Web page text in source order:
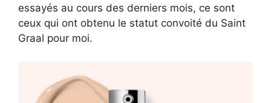
essayés au cours des derniers mois, ce sont
ceux qui ont obtenu le statut convoité du Saint
Graal pour moi.